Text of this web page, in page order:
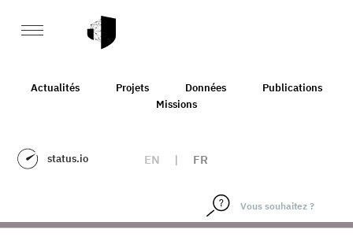
Actualités Projets Données
Publications
Missions
status.io EN | FR